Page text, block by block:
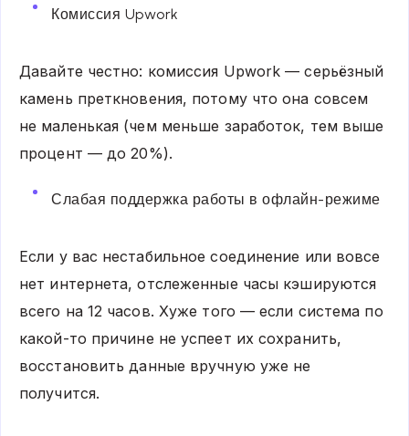
Комиссия Upwork
Давайте честно: комиссия Upwork — серьёзный
камень преткновения, потому что она совсем
не маленькая (чем меньше заработок, тем выше
процент — до 20%).
Слабая поддержка работы в офлайн-режиме
Если у вас нестабильное соединение или вовсе
нет интернета, отслеженные часы кэшируются
всего на 12 часов. Хуже того — если система по
какой-то причине не успеет их сохранить,
восстановить данные вручную уже не
получится.